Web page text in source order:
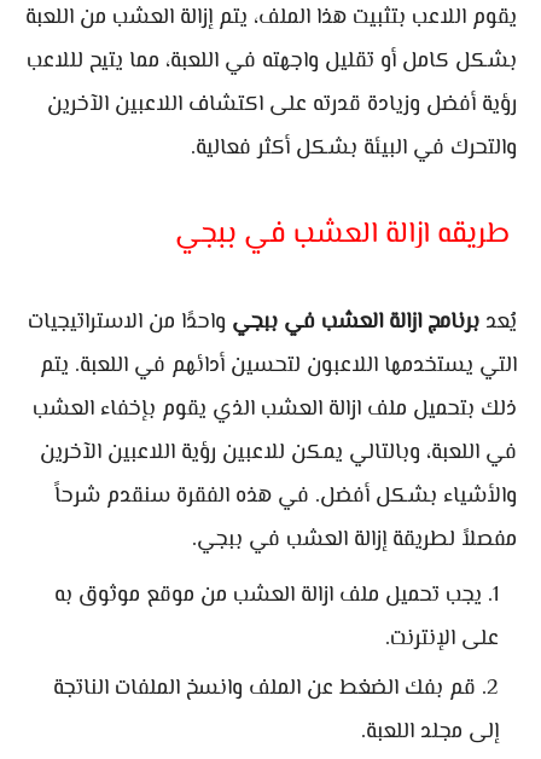
يقوم اللاعب بتثبيت هذا الملف، يتم إزالة العشب من اللعبة
بشكل كامل أو تقليل واجهته في اللعبة، مما يتيح لللاعب
رؤية أفضل وزيادة قدرته على اكتشاف اللاعبين الآخرين
والتحرك في البيئة بشكل أكثر فعالية.
طريقه ازالة العشب في ببجي
يُعد برنامج ازالة العشب في ببجي واحدًا من الاستراتيجيات
التي يستخدمها اللاعبون لتحسين أدائهم في اللعبة. يتم
ذلك بتحميل ملف ازالة العشب الذي يقوم بإخفاء العشب
في اللعبة، وبالتالي يمكن للاعبين رؤية اللاعبين الآخرين
والأشياء بشكل أفضل. في هذه الفقرة سنقدم شرحاً
مفصلاً لطريقة إزالة العشب في ببجي.
يجب تحميل ملف ازالة العشب من موقع موثوق به
على الإنترنت.
قم بفك الضغط عن الملف وانسخ الملفات الناتجة
إلى مجلد اللعبة.